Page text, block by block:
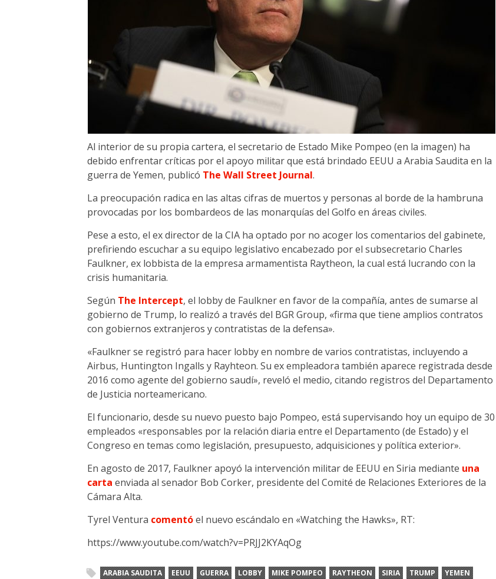
Al interior de su propia cartera, el secretario de Estado Mike Pompeo (en la imagen) ha
debido enfrentar críticas por el apoyo militar que está brindado EEUU a Arabia Saudita en la
guerra de Yemen, publicó The Wall Street Journal.
La preocupación radica en las altas cifras de muertos y personas al borde de la hambruna
provocadas por los bombardeos de las monarquías del Golfo en áreas civiles.
Pese a esto, el ex director de la CIA ha optado por no acoger los comentarios del gabinete,
prefiriendo escuchar a su equipo legislativo encabezado por el subsecretario Charles
Faulkner, ex lobbista de la empresa armamentista Raytheon, la cual está lucrando con la
crisis humanitaria.
Según The Intercept, el lobby de Faulkner en favor de la compañía, antes de sumarse al
gobierno de Trump, lo realizó a través del BGR Group, «firma que tiene amplios contratos
con gobiernos extranjeros y contratistas de la defensa».
«Faulkner se registró para hacer lobby en nombre de varios contratistas, incluyendo a
Airbus, Huntington Ingalls y Rayhteon. Su ex empleadora también aparece registrada desde
2016 como agente del gobierno saudí», reveló el medio, citando registros del Departamento
de Justicia norteamericano.
El funcionario, desde su nuevo puesto bajo Pompeo, está supervisando hoy un equipo de 30
empleados «responsables por la relación diaria entre el Departamento (de Estado) y el
Congreso en temas como legislación, presupuesto, adquisiciones y política exterior».
En agosto de 2017, Faulkner apoyó la intervención militar de EEUU en Siria mediante una
carta enviada al senador Bob Corker, presidente del Comité de Relaciones Exteriores de la
Cámara Alta.
Tyrel Ventura comentóel nuevo escándalo en «Watching the Hawks», RT:
https://www.youtube.com/watch?v=PRJJ2KYAqOg
ARABIA SAUDITA EEUU GUERRA LOBBY MIKE POMPEO RAYTHEON SIRIA TRUMP YEMEN